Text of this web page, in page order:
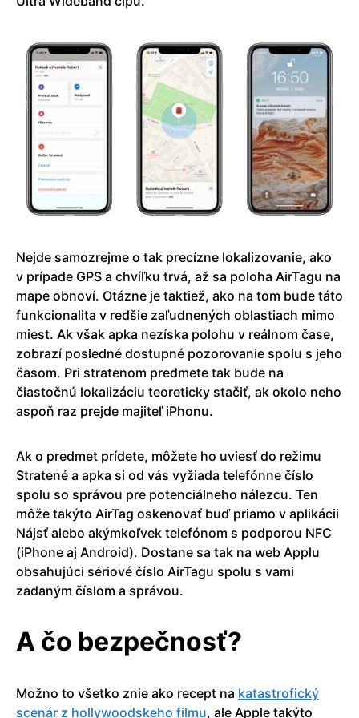
Nejde samozrejme o tak precízne lokalizovanie, ako
v prípade GPS a chvíľku trvá, až sa poloha AirTagu na
mape obnoví. Otázne je taktiež, ako na tom bude táto
funkcionalita v redšie zaľudnených oblastiach mimo
miest. Ak však apka nezíska polohu v reálnom čase,
zobrazí posledné dostupné pozorovanie spolu s jeho
časom. Pri stratenom predmete tak bude na
čiastočnú lokalizáciu teoreticky stačiť, ak okolo neho
aspoň raz prejde majiteľ iPhonu.
Ak o predmet prídete, môžete ho uviesť do režimu
Stratené a apka si od vás vyžiada telefónne číslo
spolu so správou pre potenciálneho nálezcu. Ten
môže takýto AirTag oskenovať buď priamo v aplikácii
Nájsť alebo akýmkoľvek telefónom s podporou NFC
(iPhone aj Android). Dostane sa tak na web Applu
obsahujúci sériové číslo AirTagu spolu s vami
zadaným číslom a správou.
A čo bezpečnosť?
Možno to všetko znie ako recept na katastrofický
scenár z hollywoodskeho filmu, ale Apple takýto